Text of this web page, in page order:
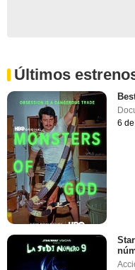
Últimos
6